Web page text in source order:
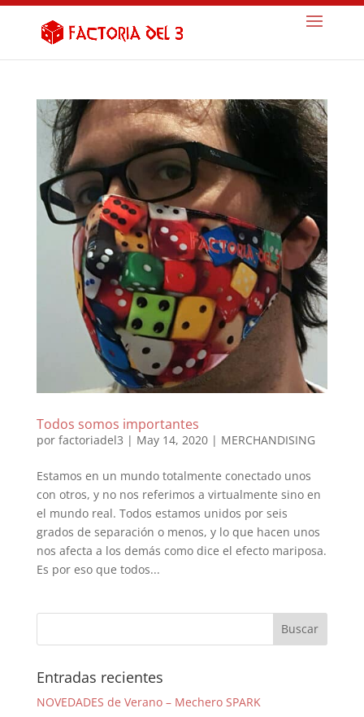
Todos somos importantes
por factoriadel3 | May 14, 2020| MERCHANDISING
Estamos en un mundo totalmente conectado unos
con otros, y no nos referimos a virtualmente sino en
el mundo real. Todos estamos unidos por seis
grados de separación o menos, y lo que hacen unos
nos afecta a los demás como dice el efecto mariposa.
Es por eso que todos...
Entradas recientes
NOVEDADES de Verano – Mechero SPARK